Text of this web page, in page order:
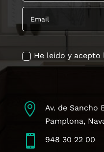
politica de privacidad
He leido y acepto

Av. de Sancho
Pamplona,
 948 30 22 00